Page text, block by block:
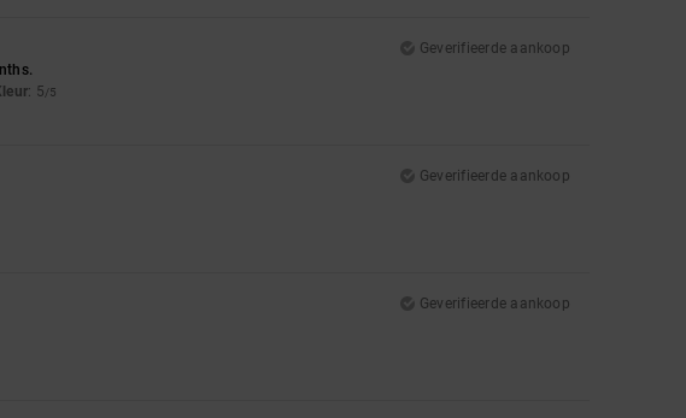
Geverifieerde aankoop
: 5/5
Geverifieerde aankoop
Geverifieerde aankoop